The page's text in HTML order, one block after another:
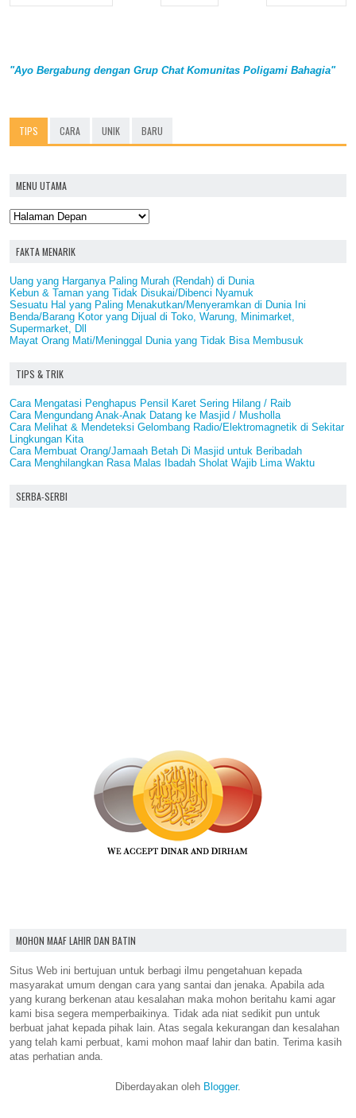
"Ayo Bergabung dengan Grup Chat Komunitas Poligami Bahagia"
TIPS CARA UNIK BARU
MENU UTAMA
FAKTA MENARIK
Uang yang Harganya Paling Murah (Rendah) di Dunia
Kebun & Taman yang Tidak Disukai/Dibenci Nyamuk
Sesuatu Hal yang Paling Menakutkan/Menyeramkan di Dunia Ini
Benda/Barang Kotor yang Dijual di Toko, Warung, Minimarket,
Supermarket, Dll
Mayat Orang Mati/Meninggal Dunia yang Tidak Bisa Membusuk
TIPS & TRIK
Cara Mengatasi Penghapus Pensil Karet Sering Hilang / Raib
Cara Mengundang Anak-Anak Datang ke Masjid / Musholla
Cara Melihat & Mendeteksi Gelombang Radio/Elektromagnetik di Sekitar
Lingkungan Kita
Cara Membuat Orang/Jamaah Betah Di Masjid untuk Beribadah
Cara Menghilangkan Rasa Malas Ibadah Sholat Wajib Lima Waktu
SERBA-SERBI
MOHON MAAF LAHIR DAN BATIN
Situs Web ini bertujuan untuk berbagi ilmu pengetahuan kepada
masyarakat umum dengan cara yang santai dan jenaka. Apabila ada
yang kurang berkenan atau kesalahan maka mohon beritahu kami agar
kami bisa segera memperbaikinya. Tidak ada niat sedikit pun untuk
berbuat jahat kepada pihak lain. Atas segala kekurangan dan kesalahan
yang telah kami perbuat, kami mohon maaf lahir dan batin. Terima kasih
atas perhatian anda.
Diberdayakan oleh Blogger.